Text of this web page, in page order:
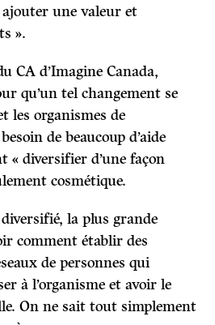
une valeur et
».
CA d’Imagine Canada,
qu’un tel changement se
les organismes de
de beaucoup d’aide
« diversifier d’une façon
cosmétique.
diversifié, la plus grande
comment établir des
de personnes qui
à l’organisme et avoir le
On ne sait tout simplement